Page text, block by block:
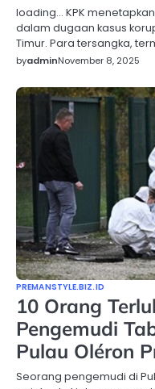
loading… KPK
dalam dugaan kasus
Timur. Para tersangka,
byadminNovember 8, 2025
PREMANSTYLE.BIZ.ID
10 Orang
Pengemudi
Pulau Oléron
Seorang pengemudi di